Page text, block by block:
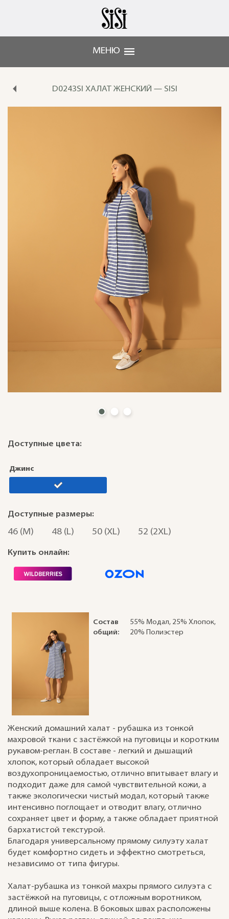
МЕНЮ
D0243SI ХАЛАТ ЖЕНСКИЙ — SISI
Доступные цвета:
Джинс
Доступные размеры:
46 (M) 48 (L) 50 (XL) 52 (2XL)
Купить онлайн:
Состав
общий:
55% Модал, 25% Хлопок,
20% Полиэстер
Женский домашний халат - рубашка из тонкой
махровой ткани с застёжкой на пуговицы и коротким
рукавом-реглан. В составе - легкий и дышащий
хлопок, который обладает высокой
воздухопроницаемостью, отлично впитывает влагу и
подходит даже для самой чувствительной кожи, а
также экологически чистый модал, который также
интенсивно поглощает и отводит влагу, отлично
сохраняет цвет и форму, а также обладает приятной
бархатистой текстурой.
Благодаря универсальному прямому силуэту халат
будет комфортно сидеть и эффектно смотреться,
независимо от типа фигуры.
Халат-рубашка из тонкой махры прямого силуэта с
застёжкой на пуговицы, с отложным воротником,
длиной выше колена. В боковых швах расположены